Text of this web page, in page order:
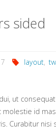
sided
layout,
ut
molestie id
Curabitur nisi